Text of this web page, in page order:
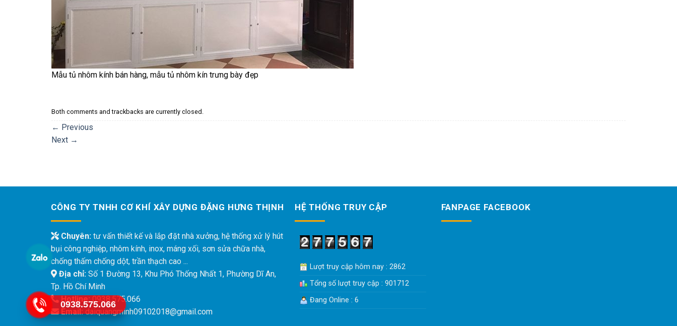
Mẫu tủ nhôm kính bán hàng, mẫu tủ nhôm kín trưng bày đẹp
Both comments and trackbacks are currently closed.
← Previous
Next →
CÔNG TY TNHH CƠ KHÍ XÂY DỰNG ĐẶNG HƯNG THỊNH
Chuyên:tư vấn thiết kế và lắp đặt nhà xưởng, hệ thống xử lý hút
bụi công nghiệp, nhôm kính, inox, máng xối, sơn sửa chữa nhà,
chống thấm chống dột, trần thạch cao ...
Địa chỉ:Số 1 Đường 13, Khu Phó Thống Nhất 1, Phường Dĩ An,
Tp. Hồ Chí Minh
Hotline:0938.575.066
Email:daiquangminh09102018@gmail.com
HỆ THỐNG TRUY CẬP
Lượt truy cập hôm nay : 2862
Tổng số lượt truy cập : 901712
Đang Online : 6
FANPAGE FACEBOOK
0938.575.066